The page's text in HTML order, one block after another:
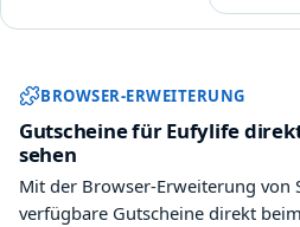
Sparwat Browser-
BROWSER-ERWEITERUNG
Gutscheine für Eufylife
sehen
Mit der Browser-Erweiterung von
verfügbare Gutscheine direkt